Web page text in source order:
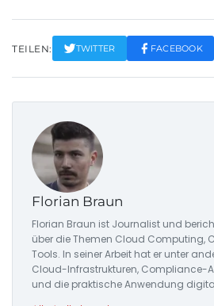
TEILEN: TWITTER FACEBOOK
Florian Braun
Florian Braun ist Journalist und
über die Themen Cloud Computing,
Tools. In seiner Arbeit hat er unter
Cloud-Infrastrukturen, Compliance-
und die praktische Anwendung